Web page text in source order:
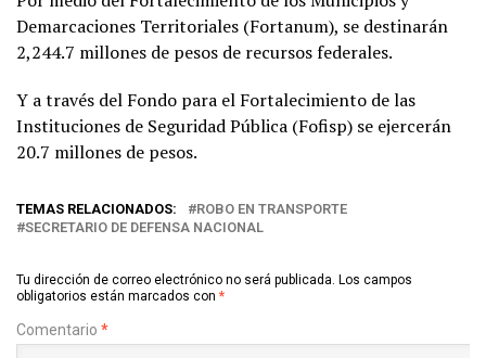
Demarcaciones Territoriales (Fortanum), se destinarán
2,244.7 millones de pesos de recursos federales.
Y a través del Fondo para el Fortalecimiento de las
Instituciones de Seguridad Pública (Fofisp) se ejercerán
20.7 millones de pesos.
TEMAS RELACIONADOS:
ROBO EN TRANSPORTE
SECRETARIO DE DEFENSA NACIONAL
Tu dirección de correo electrónico no será publicada. Los campos
obligatorios están marcados con *
Comentario *